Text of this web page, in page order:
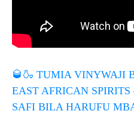
🥃🍶 TUMIA VINYWAJI
EAST AFRICAN
SAFI BILA HARUFU